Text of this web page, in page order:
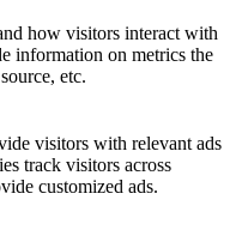
how visitors interact with
information on metrics the
etc.
visitors with relevant ads
track visitors across
customized ads.